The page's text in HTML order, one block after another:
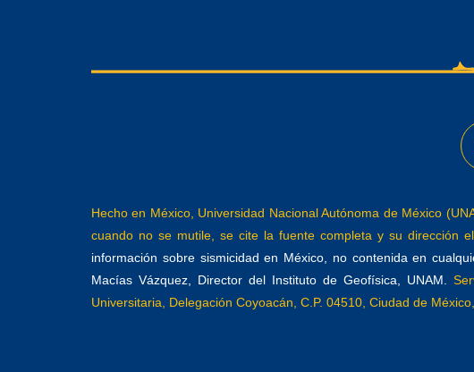
Hecho en México, Universidad Nacional Autónoma de México
cuando no se mutile, se cite la fuente completa y su dirección
información sobre sismicidad en México, no contenida en
Macías Vázquez, Director del Instituto de Geofísica, UNAM.
Universitaria, Delegación Coyoacán, C.P. 04510, Ciudad de México,